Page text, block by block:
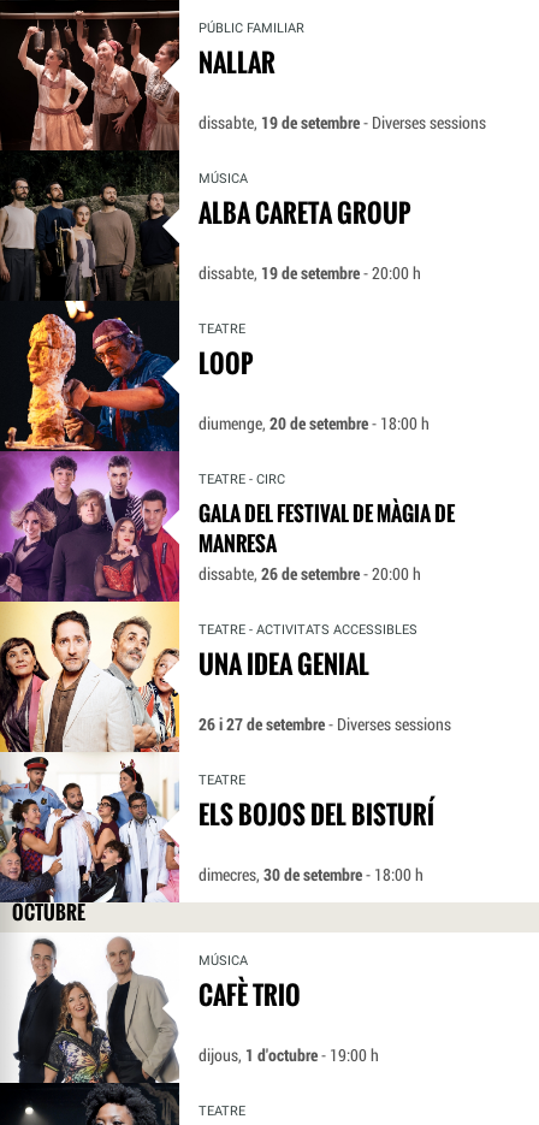
PÚBLIC FAMILIAR
NALLAR
dissabte, 19 de setembre- Diverses sessions
MÚSICA
ALBA CARETA GROUP
dissabte, 19 de setembre- 20:00 h
TEATRE
LOOP
diumenge,20 de setembre- 18:00 h
TEATRE - CIRC
GALA DEL FESTIVAL DE MÀGIA DE
MANRESA
dissabte,26 de setembre- 20:00 h
TEATRE - ACTIVITATS ACCESSIBLES
UNA IDEA GENIAL
26 i 27 de setembre- Diverses sessions
TEATRE
ELS BOJOS DEL BISTURÍ
dimecres,30 de setembre- 18:00 h
OCTUBRE
MÚSICA
CAFÈ TRIO
dijous, 1 d'octubre- 19:00 h
TEATRE